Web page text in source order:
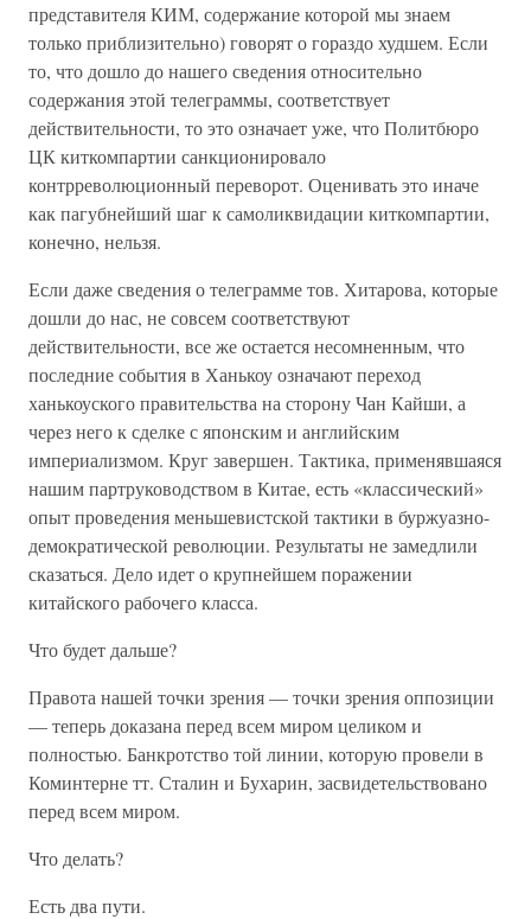
представителя КИМ, содержание которой мы знаем
только приблизительно) говорят о гораздо худшем. Если
то, что дошло до нашего сведения относительно
содержания этой телеграммы, соответствует
действительности, то это означает уже, что Политбюро
ЦК киткомпартии санкционировало
контрреволюционный переворот. Оценивать это иначе
как пагубнейший шаг к самоликвидации киткомпартии,
конечно, нельзя.
Если даже сведения о телеграмме тов. Хитарова, которые
дошли до нас, не совсем соответствуют
действительности, все же остается несомненным, что
последние события в Ханькоу означают переход
ханькоуского правительства на сторону Чан Кайши, а
через него к сделке с японским и английским
империализмом. Круг завершен. Тактика, применявшаяся
нашим партруководством в Китае, есть «классический»
опыт проведения меньшевистской тактики в буржуазно-
демократической революции. Результаты не замедлили
сказаться. Дело идет о крупнейшем поражении
китайского рабочего класса.
Что будет дальше?
Правота нашей точки зрения — точки зрения оппозиции
— теперь доказана перед всем миром целиком и
полностью. Банкротство той линии, которую провели в
Коминтерне тт. Сталин и Бухарин, засвидетельствовано
перед всем миром.
Что делать?
Есть два пути.